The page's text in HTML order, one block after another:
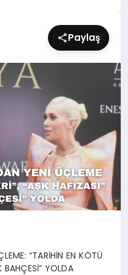
Paylaş
“TARİHİN EN KÖTÜ
BAHÇESİ” YOLDA